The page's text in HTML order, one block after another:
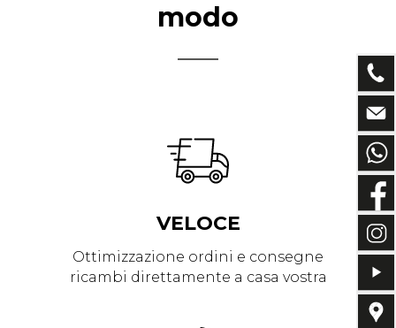
modo
VELOCE
Ottimizzazione ordini e consegne
ricambi direttamente a casa vostra